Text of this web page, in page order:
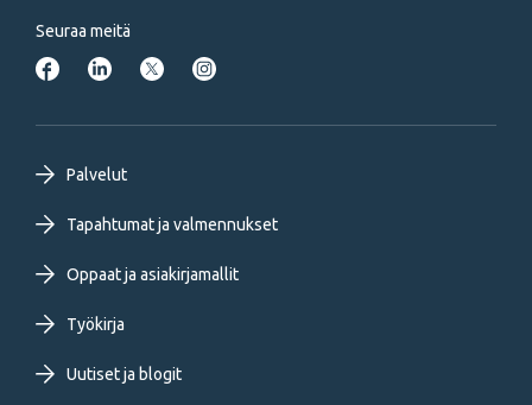
Seuraa meitä
Footer
primary
menu
FI
Palvelut
Tapahtumat ja valmennukset
Oppaat ja asiakirjamallit
Työkirja
Uutiset ja blogit